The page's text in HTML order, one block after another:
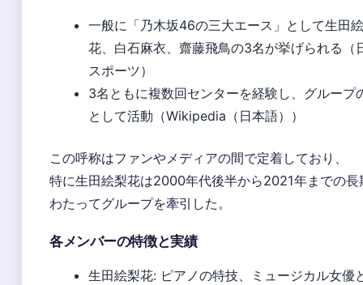
一般に「乃木坂46の三大エース」として生田
花、白石麻衣、齋藤飛鳥の3名が挙げられる（
スポーツ）
3名ともに複数回センターを経験し、グループ
として活動（Wikipedia（日本語））
この呼称はファンやメディアの間で定着しており、
特に生田絵梨花は2000年代後半から2021年までの長
わたってグループを牽引した。
各メンバーの特徴と実績
生田絵梨花: ピアノの特技、ミュージカル女優